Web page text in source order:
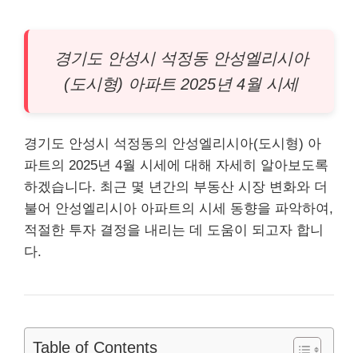
경기도 안성시 석정동 안성엘리시아
(도시형) 아파트 2025년 4월 시세
경기도 안성시 석정동의 안성엘리시아(도시형) 아
파트의 2025년 4월 시세에 대해 자세히 알아보도록
하겠습니다. 최근 몇 년간의 부동산 시장 변화와 더
불어 안성엘리시아 아파트의 시세 동향을 파악하여,
적절한 투자 결정을 내리는 데 도움이 되고자 합니
다.
Table of Contents